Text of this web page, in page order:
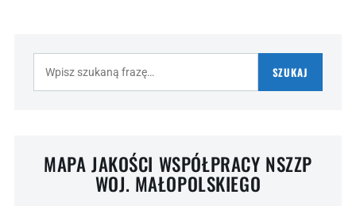
SZUKAJ
MAPA JAKOŚCI WSPÓŁPRACY NSZZP
WOJ. MAŁOPOLSKIEGO